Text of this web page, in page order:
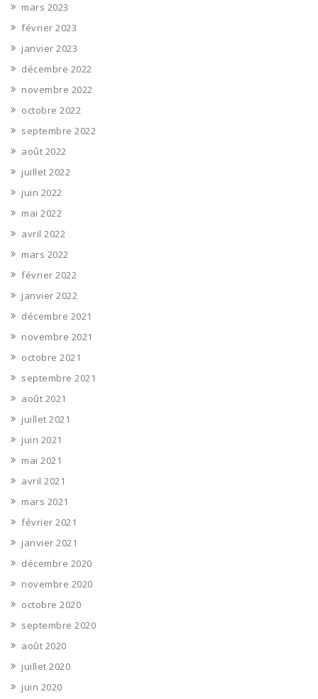
mars 2023
février 2023
janvier 2023
décembre 2022
novembre 2022
octobre 2022
septembre 2022
août 2022
juillet 2022
juin 2022
mai 2022
avril 2022
mars 2022
février 2022
janvier 2022
décembre 2021
novembre 2021
octobre 2021
septembre 2021
août 2021
juillet 2021
juin 2021
mai 2021
avril 2021
mars 2021
février 2021
janvier 2021
décembre 2020
novembre 2020
octobre 2020
septembre 2020
août 2020
juillet 2020
juin 2020